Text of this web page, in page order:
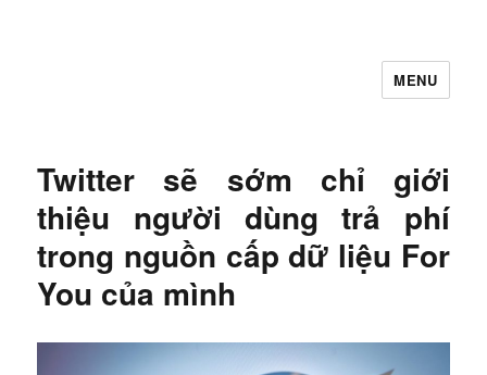
MENU
Twitter sẽ sớm chỉ giới
thiệu người dùng trả phí
trong nguồn cấp dữ liệu For
You của mình